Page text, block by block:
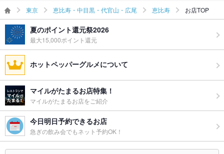
備考 ※価格はすべて税込価格です。
東京 恵比寿・中目黒・代官山・広尾 恵比寿 お店TOP
夏のポイント還元祭2026
最大15,000ポイント還元
ホットペッパーグルメについて
マイルがたまるお店特集！
マイルがたまるお店をご紹介
今日明日予約できるお店
急ぎの飲み会でもネット予約OK！